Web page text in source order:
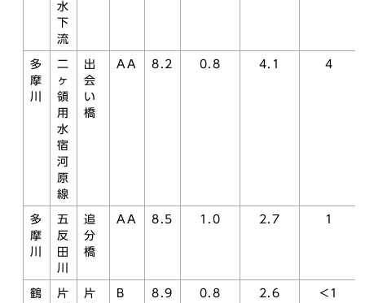
水
下
流
多
摩
川
二
ヶ
領
用
水
宿
河
原
線
出
会
い
橋
AA 8.2 0.8 4.1 4
多
摩
川
五
反
田
川
追
分
橋
AA 8.5 1.0 2.7 1
鶴
片
片
B 8.9 0.8 2.6 <1